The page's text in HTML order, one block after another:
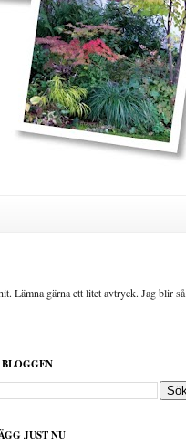
Lämna gärna ett litet avtryck. Jag blir så
JUST NU